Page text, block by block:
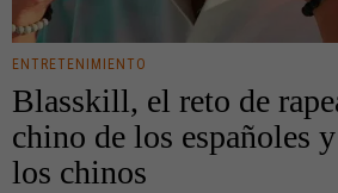
ENTRETENIMIENTO
Blasskill, el reto de
chino de los españoles
los chinos